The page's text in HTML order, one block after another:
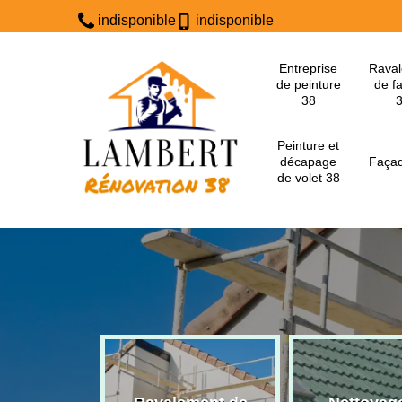
indisponible indisponible
Entreprise
de peinture
38
de
Peinture et
décapage
de volet 38